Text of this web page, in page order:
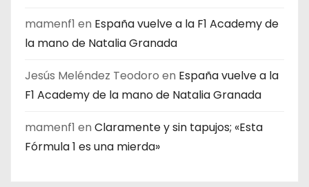
mamenf1 en España vuelve a la F1 Academy de
la mano de Natalia Granada
Jesús Meléndez Teodoro en España vuelve a la
F1 Academy de la mano de Natalia Granada
mamenf1 en Claramente y sin tapujos; «Esta
Fórmula 1 es una mierda»